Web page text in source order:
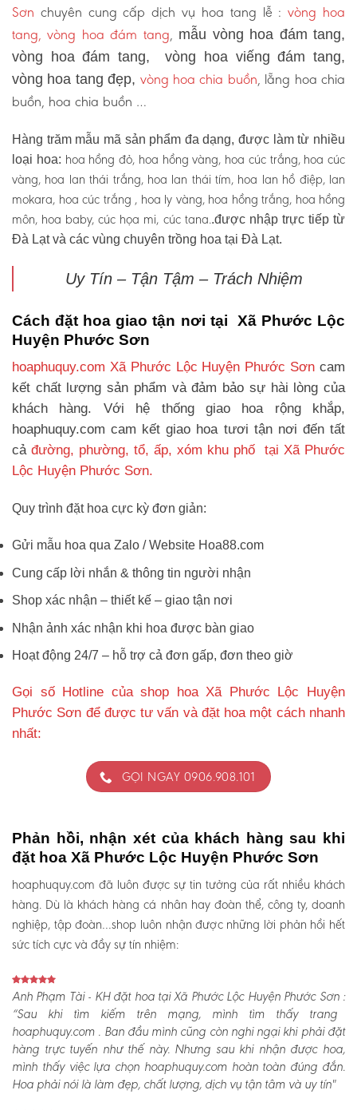
Sơn chuyên cung cấp dịch vụ hoa tang lễ :vòng hoa
tang, vòng hoa đám tang, mẫu vòng hoa đám tang,
vòng hoa đám tang, vòng hoa viếng đám tang,
vòng hoa tang đẹp, vòng hoa chia buồn, lẵng hoa chia
buồn, hoa chia buồn …
Hàng trăm mẫu mã sản phẩm đa dạng, được làm từ nhiều
loại hoa: hoa hồng đỏ, hoa hồng vàng, hoa cúc trắng, hoa cúc
vàng, hoa lan thái trắng, hoa lan thái tím, hoa lan hồ điệp, lan
mokara, hoa cúc trắng , hoa ly vàng, hoa hồng trắng, hoa hồng
môn, hoa baby, cúc họa mi, cúc tana..được nhập trực tiếp từ
Đà Lạt và các vùng chuyên trồng hoa tại Đà Lạt.
Uy Tín – Tận Tậm – Trách Nhiệm
Cách đặt hoa giao tận nơi tại Xã Phước Lộc
Huyện Phước Sơn
hoaphuquy.com Xã Phước Lộc Huyện Phước Sơn cam
kết chất lượng sản phẩm và đảm bảo sự hài lòng của
khách hàng. Với hệ thống giao hoa rộng khắp,
hoaphuquy.com cam kết giao hoa tươi tận nơi đến tất
cả đường, phường, tổ, ấp, xóm khu phố tại Xã Phước
Lộc Huyện Phước Sơn.
Quy trình đặt hoa cực kỳ đơn giản:
Gửi mẫu hoa qua Zalo / Website Hoa88.com
Cung cấp lời nhắn & thông tin người nhận
Shop xác nhận – thiết kế – giao tận nơi
Nhận ảnh xác nhận khi hoa được bàn giao
Hoạt động 24/7 – hỗ trợ cả đơn gấp, đơn theo giờ
Gọi số Hotline của shop hoa Xã Phước Lộc Huyện
Phước Sơn để được tư vấn và đặt hoa một cách nhanh
nhất:
GỌI NGAY 0906.908.101
Phản hồi, nhận xét của khách hàng sau khi
đặt hoa Xã Phước Lộc Huyện Phước Sơn
hoaphuquy.com đã luôn được sự tin tưởng của rất nhiều khách
hàng. Dù là khách hàng cá nhân hay đoàn thể, công ty, doanh
nghiệp, tập đoàn…shop luôn nhận được những lời phản hồi hết
sức tích cực và đầy sự tín nhiệm:
Anh Phạm Tài - KH đặt hoa tại Xã Phước Lộc Huyện Phước Sơn :
“Sau khi tìm kiếm trên mạng, mình tìm thấy trang
hoaphuquy.com . Ban đầu mình cũng còn nghi ngại khi phải đặt
hàng trực tuyến như thế này. Nhưng sau khi nhận được hoa,
mình thấy việc lựa chọn hoaphuquy.com hoàn toàn đúng đắn.
Hoa phải nói là làm đẹp, chất lượng, dịch vụ tận tâm và uy tín"